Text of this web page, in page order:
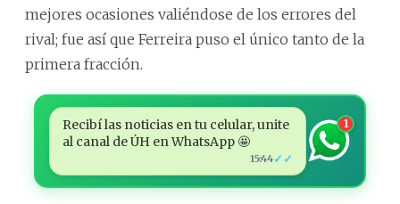
mejores ocasiones valiéndose de los errores del
rival; fue así que Ferreira puso el único tanto de la
primera fracción.
Recibí las noticias en tu celular, unite
al canal de ÚH en WhatsApp 🤩
15:44✓✓
1